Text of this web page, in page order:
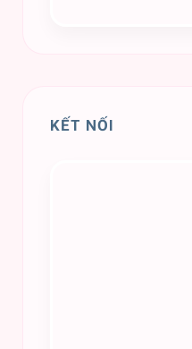
KẾT NỐI